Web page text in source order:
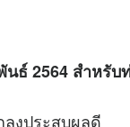
ธ์ 2564 สำหรั
งประสบผลดี